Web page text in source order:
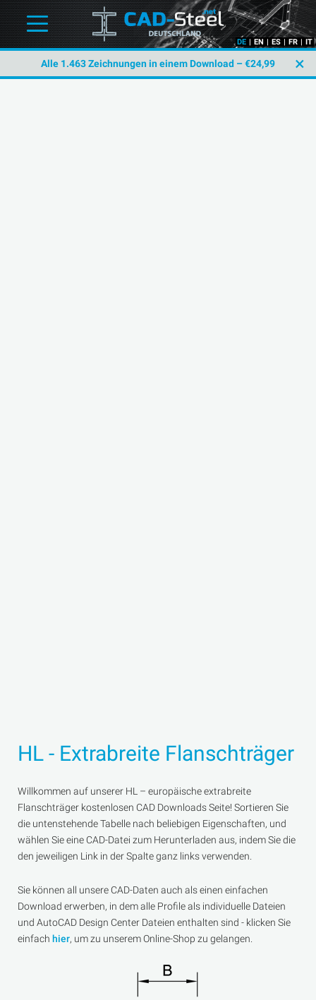
DE | EN | ES | FR | IT
Alle 1.463 Zeichnungen in einem Download – €24,99 ×
HL - Extrabreite Flanschträger
Willkommen auf unserer HL – europäische extrabreite
Flanschträger kostenlosen CAD Downloads Seite! Sortieren Sie
die untenstehende Tabelle nach beliebigen Eigenschaften, und
wählen Sie eine CAD-Datei zum Herunterladen aus, indem Sie die
den jeweiligen Link in der Spalte ganz links verwenden.
Sie können all unsere CAD-Daten auch als einen einfachen
Download erwerben, in dem alle Profile als individuelle Dateien
und AutoCAD Design Center Dateien enthalten sind - klicken Sie
einfach hier, um zu unserem Online-Shop zu gelangen.